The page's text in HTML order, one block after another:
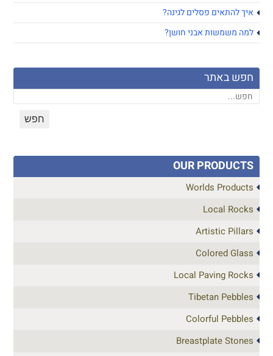
איך להתאים פסלים לגינה?
למה משמשות אבני חושן?
חפש באתר
OUR PRODUCTS
Worlds Products
Local Rocks
Artistic Pillars
Colored Glass
Local Paving Rocks
Tibetan Pebbles
Colorful Pebbles
Breastplate Stones